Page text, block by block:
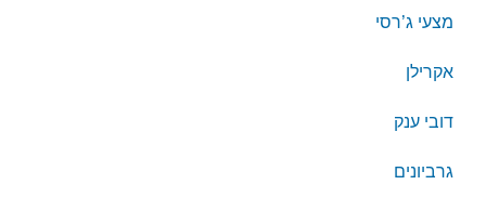
מצעי ג’רסי
אקרילן
דובי ענק
גרביונים